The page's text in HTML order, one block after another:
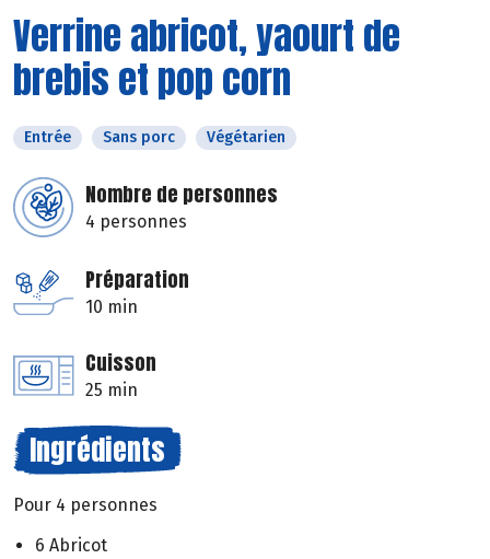
Verrine abricot, yaourt de
brebis et pop corn
Entrée Sans porc Végétarien
Nombre de personnes
4 personnes
Préparation
10 min
Cuisson
25 min
Ingrédients
Pour 4 personnes
6 Abricot